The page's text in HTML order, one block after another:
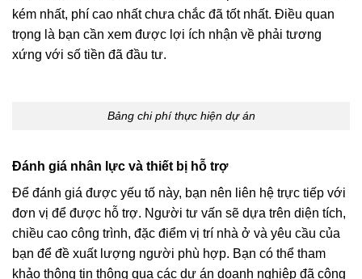
kém nhất, phí cao nhất chưa chắc đã tốt nhất. Điều quan
trọng là bạn cần xem được lợi ích nhận về phải tương
xứng với số tiền đã đầu tư.
Bảng chi phí thực hiện dự án
Đánh giá nhân lực và thiết bị hỗ trợ
Để đánh giá được yếu tố này, bạn nên liên hệ trực tiếp với
đơn vị để được hỗ trợ. Người tư vấn sẽ dựa trên diện tích,
chiều cao công trình, đặc điểm vị trí nhà ở và yêu cầu của
bạn để đề xuất lượng người phù hợp. Bạn có thể tham
khảo thông tin thông qua các dự án doanh nghiệp đã công